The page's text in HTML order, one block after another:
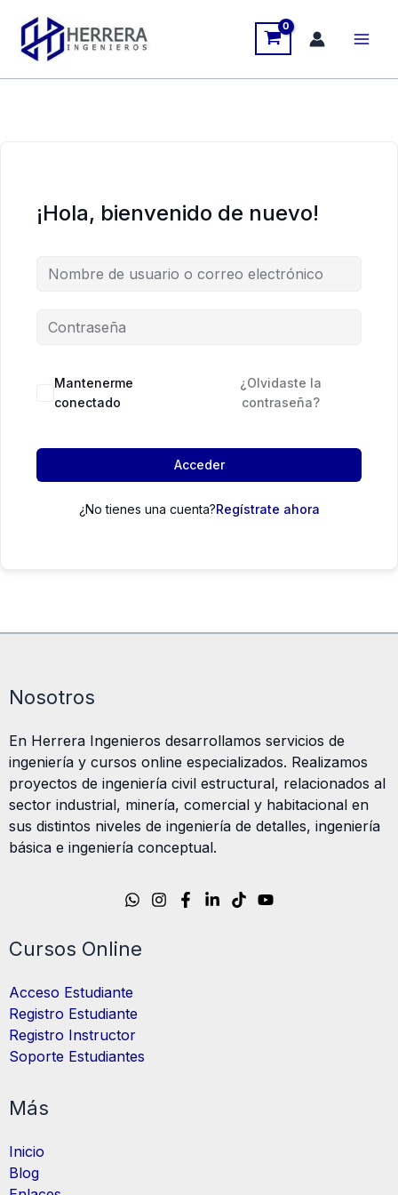
contenido
¡Hola, bienvenido de nuevo!
Mantenerme
conectado
¿Olvidaste la
contraseña?
Acceder
¿No tienes una cuenta?Regístrate ahora
Nosotros
En Herrera Ingenieros desarrollamos servicios de
ingeniería y cursos online especializados. Realizamos
proyectos de ingeniería civil estructural, relacionados al
sector industrial, minería, comercial y habitacional en
sus distintos niveles de ingeniería de detalles, ingeniería
básica e ingeniería conceptual.
Cursos Online
Acceso Estudiante
Registro Estudiante
Registro Instructor
Soporte Estudiantes
Más
Inicio
Blog